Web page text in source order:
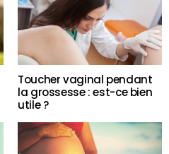
Toucher vaginal pendant
la grossesse : est-ce bien
utile ?